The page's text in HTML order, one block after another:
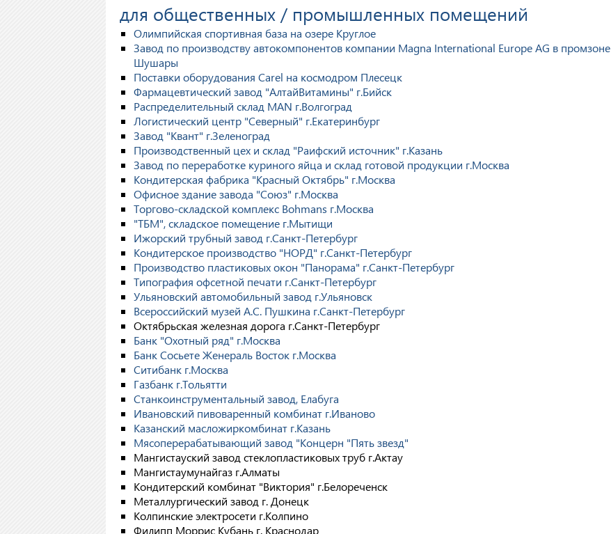
для общественных / промышленных помещений
Олимпийская спортивная база на озере Круглое
Завод по производству автокомпонентов компании Magna International Europe AG в промзоне
Шушары
Поставки оборудования Carel на космодром Плесецк
Фармацевтический завод "АлтайВитамины" г.Бийск
Распределительный склад MAN г.Волгоград
Логистический центр "Северный" г.Екатеринбург
Завод "Квант" г.Зеленоград
Производственный цех и склад "Раифский источник" г.Казань
Завод по переработке куриного яйца и склад готовой продукции г.Москва
Кондитерская фабрика "Красный Октябрь" г.Москва
Офисное здание завода "Союз" г.Москва
Торгово-складской комплекс Bohmans г.Москва
"ТБМ", складское помещение г.Мытищи
Ижорский трубный завод г.Санкт-Петербург
Кондитерское производство "НОРД" г.Санкт-Петербург
Производство пластиковых окон "Панорама" г.Санкт-Петербург
Типография офсетной печати г.Санкт-Петербург
Ульяновский автомобильный завод г.Ульяновск
Всероссийский музей А.С. Пушкина г.Санкт-Петербург
Октябрьская железная дорога г.Санкт-Петербург
Банк "Охотный ряд" г.Москва
Банк Сосьете Женераль Восток г.Москва
Ситибанк г.Москва
Газбанк г.Тольятти
Станкоинструментальный завод, Елабуга
Ивановский пивоваренный комбинат г.Иваново
Казанский масложиркомбинат г.Казань
Мясоперерабатывающий завод "Концерн "Пять звезд"
Мангистауский завод стеклопластиковых труб г.Актау
Мангистаумунайгаз г.Алматы
Кондитерский комбинат "Виктория" г.Белореченск
Металлургический завод г. Донецк
Колпинские электросети г.Колпино
Филипп Моррис Кубань г. Краснодар